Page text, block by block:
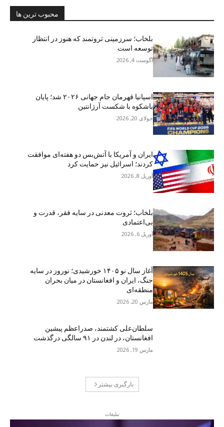
محبوب ترین ها
بلخاب؛ سرزمینی ثروتمند که هنوز در انتظار
توسعه است
آگوست 4, 2026
اسپانیا قهرمان جام جهانی ۲۰۲۶ شد؛ پایان
باشکوه با شکست آرژانتین
جولای 20, 2026
ایران و آمریکا با آتش‌بس دو هفته‌ای موافقت
کردند؛ اسرائیل نیز حمایت کرد
آوریل 8, 2026
بلخاب؛ ثروت معدنی در سایه فقر، قدرت و
بی‌اعتمادی
آوریل 6, 2026
آغاز سال نو ۱۴۰۵ خورشیدی؛ نوروز در سایه
جنگ، ایران و افغانستان در میان بحران
منطقه‌ای
مارس 20, 2026
سلطان‌علی کشتمند، صدراعظم پیشین
افغانستان، در لندن در ۹۱ سالگی درگذشت
مارس 19, 2026
بارگیری بیشتر
تبلیغات